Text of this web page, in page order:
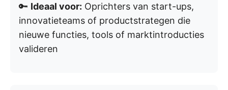
🔑 Ideaal voor: Oprichters van start-ups,
innovatieteams of productstrategen die
nieuwe functies, tools of marktintroducties
valideren